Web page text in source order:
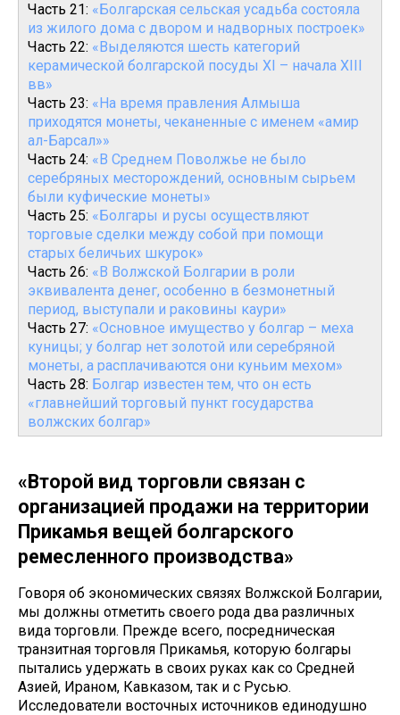
Часть 21: «Болгарская сельская усадьба состояла
из жилого дома с двором и надворных построек»
Часть 22: «Выделяются шесть категорий
керамической болгарской посуды XI – начала XIII
вв»
Часть 23: «На время правления Алмыша
приходятся монеты, чеканенные с именем «амир
ал-Барсал»»
Часть 24: «В Среднем Поволжье не было
серебряных месторождений, основным сырьем
были куфические монеты»
Часть 25: «Болгары и русы осуществляют
торговые сделки между собой при помощи
старых беличьих шкурок»
Часть 26: «В Волжской Болгарии в роли
эквивалента денег, особенно в безмонетный
период, выступали и раковины каури»
Часть 27: «Основное имущество у болгар – меха
куницы; у болгар нет золотой или серебряной
монеты, а расплачиваются они куньим мехом»
Часть 28: Болгар известен тем, что он есть
«главнейший торговый пункт государства
волжских болгар»
«Второй вид торговли связан с
организацией продажи на территории
Прикамья вещей болгарского
ремесленного производства»
Говоря об экономических связях Волжской Болгарии,
мы должны отметить своего рода два различных
вида торговли. Прежде всего, посредническая
транзитная торговля Прикамья, которую болгары
пытались удержать в своих руках как со Средней
Азией, Ираном, Кавказом, так и с Русью.
Исследователи восточных источников единодушно